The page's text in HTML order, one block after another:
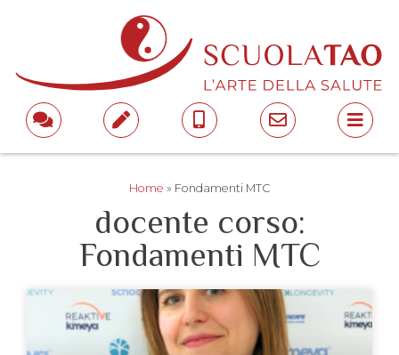
Home » Fondamenti MTC
docente corso:
Fondamenti MTC